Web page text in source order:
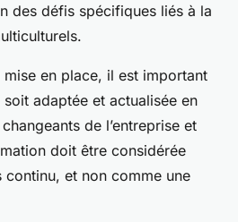
des défis spécifiques liés à la
en place, il est important
soit adaptée et actualisée en
de l’entreprise et
doit être considérée
et non comme une